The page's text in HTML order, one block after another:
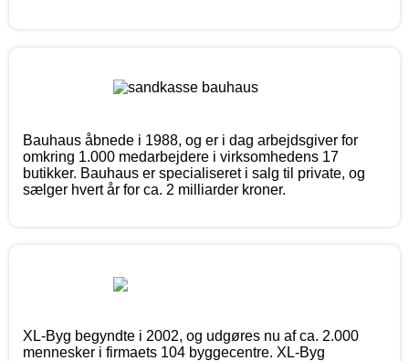
Bauhaus åbnede i 1988, og er i dag arbejdsgiver for
omkring 1.000 medarbejdere i virksomhedens 17
butikker. Bauhaus er specialiseret i salg til private, og
sælger hvert år for ca. 2 milliarder kroner.
XL-Byg begyndte i 2002, og udgøres nu af ca. 2.000
mennesker i firmaets 104 byggecentre. XL-Byg